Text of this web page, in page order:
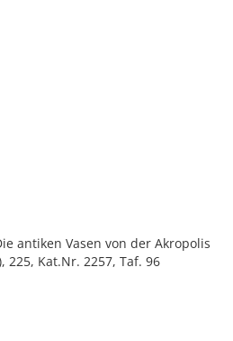
antiken Vasen von der Akropolis
225, Kat.Nr. 2257, Taf. 96